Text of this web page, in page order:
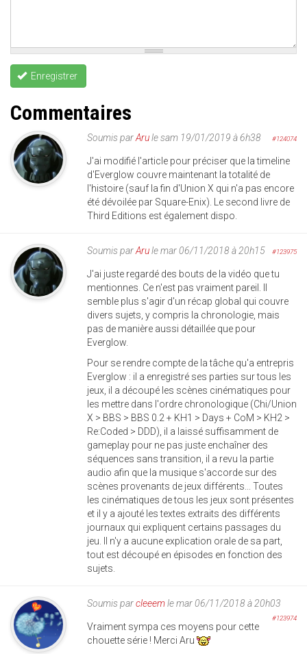
Enregistrer
Commentaires
Soumis parArule sam 19/01/2019 à 6h38 #124074
J'ai modifié l'article pour préciser que la timeline
d'Everglow couvre maintenant la totalité de
l'histoire (sauf la fin d'Union X qui n'a pas encore
été dévoilée par Square-Enix). Le second livre de
Third Editions est également dispo.
Soumis parArule mar 06/11/2018 à 20h15 #123975
J'ai juste regardé des bouts de la vidéo que tu
mentionnes. Ce n'est pas vraiment pareil. Il
semble plus s'agir d'un récap global qui couvre
divers sujets, y compris la chronologie, mais
pas de manière aussi détaillée que pour
Everglow.
Pour se rendre compte de la tâche qu'a entrepris
Everglow : il a enregistré ses parties sur tous les
jeux, il a découpé les scènes cinématiques pour
les mettre dans l'ordre chronologique (Chi/Union
X > BBS > BBS 0.2 + KH1 > Days + CoM > KH2 >
Re:Coded > DDD), il a laissé suffisamment de
gameplay pour ne pas juste enchaîner des
séquences sans transition, il a revu la partie
audio afin que la musique s'accorde sur des
scènes provenants de jeux différents... Toutes
les cinématiques de tous les jeux sont présentes
et il y a ajouté les textes extraits des différents
journaux qui expliquent certains passages du
jeu. Il n'y a aucune explication orale de sa part,
tout est découpé en épisodes en fonction des
sujets.
Soumis parcleeemle mar 06/11/2018 à 20h03
#123974
Vraiment sympa ces moyens pour cette
chouette série ! Merci Aru